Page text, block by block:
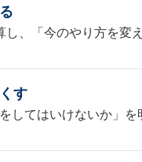
し、「今のやり方を変
す
してはいけないか」